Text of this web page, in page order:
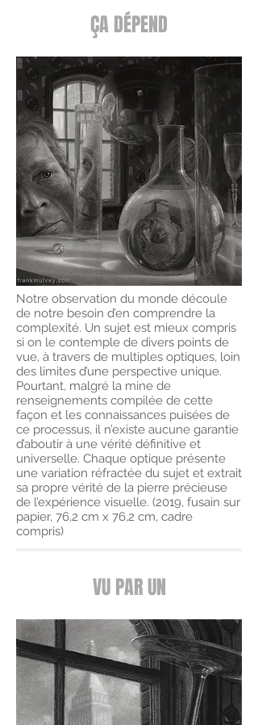
ÇA DÉPEND
Notre observation du monde découle
de notre besoin d’en comprendre la
complexité. Un sujet est mieux compris
si on le contemple de divers points de
vue, à travers de multiples optiques, loin
des limites d’une perspective unique.
Pourtant, malgré la mine de
renseignements compilée de cette
façon et les connaissances puisées de
ce processus, il n’existe aucune garantie
d’aboutir à une vérité définitive et
universelle. Chaque optique présente
une variation réfractée du sujet et extrait
sa propre vérité de la pierre précieuse
de l’expérience visuelle. (2019, fusain sur
papier, 76,2 cm x 76,2 cm, cadre
compris)
VU PAR UN